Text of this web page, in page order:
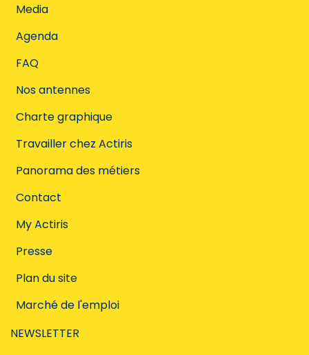
Media
Agenda
FAQ
Nos antennes
Charte graphique
Travailler chez Actiris
Panorama des métiers
Contact
My Actiris
Presse
Plan du site
Marché de l'emploi
NEWSLETTER